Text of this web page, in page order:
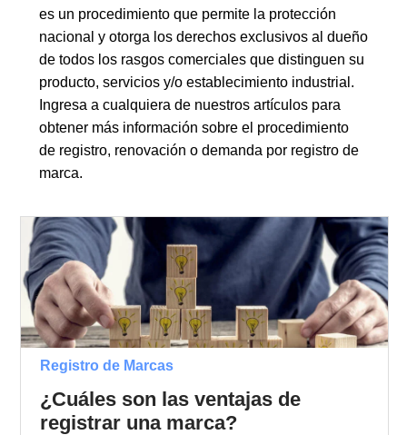
es un procedimiento que permite la protección
nacional y otorga los derechos exclusivos al dueño
de todos los rasgos comerciales que distinguen su
producto, servicios y/o establecimiento industrial.
Ingresa a cualquiera de nuestros artículos para
obtener más información sobre el procedimiento
de registro, renovación o demanda por registro de
marca.
Registro de Marcas
¿Cuáles son las ventajas de
registrar una marca?